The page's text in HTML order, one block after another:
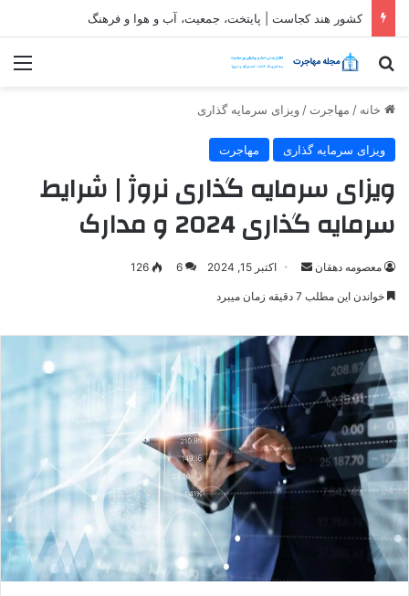
ثبت شرکت در قطر| شرایط و مراحل تاسیس شرکت در قطر
جستجو برای
خانه / مهاجرت / ویزای سرمایه گذاری
ویزای سرمایه گذاری مهاجرت
ویزای سرمایه گذاری نروژ | شرایط
سرمایه گذاری 2024 و مدارک
معصومه دهقان
ارسالاکتبر 15, 2024 6
126
خواندن این مطلب 7 دقیقه زمان میبرد